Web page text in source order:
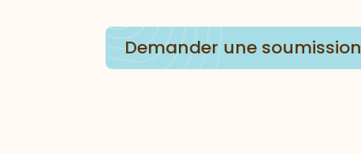
Demander une soumission